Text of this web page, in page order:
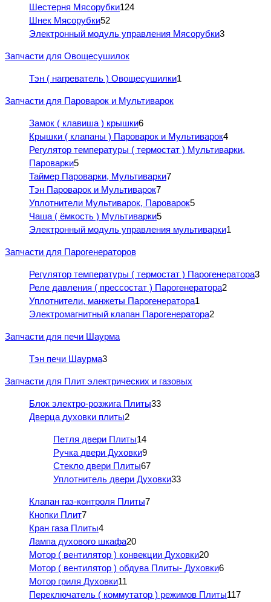
Шестерня Мясорубки124
Шнек Мясорубки52
Электронный модуль управления Мясорубки3
Запчасти для Овощесушилок
Тэн ( нагреватель ) Овощесушилки1
Запчасти для Пароварок и Мультиварок
Замок ( клавиша ) крышки6
Крышки ( клапаны ) Пароварок и Мультиварок4
Регулятор температуры ( термостат ) Мультиварки,
Пароварки5
Таймер Пароварки, Мультиварки7
Тэн Пароварок и Мультиварок7
Уплотнители Мультиварок, Пароварок5
Чаша ( ёмкость ) Мультиварки5
Электронный модуль управления мультиварки1
Запчасти для Парогенераторов
Регулятор температуры ( термостат ) Парогенератора3
Реле давления ( прессостат ) Парогенератора2
Уплотнители, манжеты Парогенератора1
Электромагнитный клапан Парогенератора2
Запчасти для печи Шаурма
Тэн печи Шаурма3
Запчасти для Плит электрических и газовых
Блок электро-розжига Плиты33
Дверца духовки плиты2
Петля двери Плиты14
Ручка двери Духовки9
Стекло двери Плиты67
Уплотнитель двери Духовки33
Клапан газ-контроля Плиты7
Кнопки Плит7
Кран газа Плиты4
Лампа духового шкафа20
Мотор ( вентилятор ) конвекции Духовки20
Мотор ( вентилятор ) обдува Плиты- Духовки6
Мотор гриля Духовки11
Переключатель ( коммутатор ) режимов Плиты117